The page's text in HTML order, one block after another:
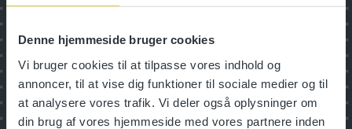
Denne hjemmeside bruger cookies
Vi bruger cookies til at tilpasse vores indhold og
annoncer, til at vise dig funktioner til sociale medier og til
at analysere vores trafik. Vi deler også oplysninger om
din brug af vores hjemmeside med vores partnere inden
Digitalisering
Inspiration